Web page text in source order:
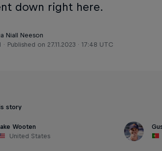
down right here.
Niall Neeson
Published on 27.11.2023 · 17:48 UTC
story
Wooten
United States